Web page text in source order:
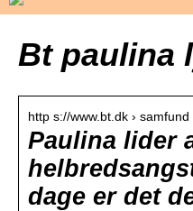
Bt paulina
http s://www.bt.dk ›
Paulina lider
dage er det